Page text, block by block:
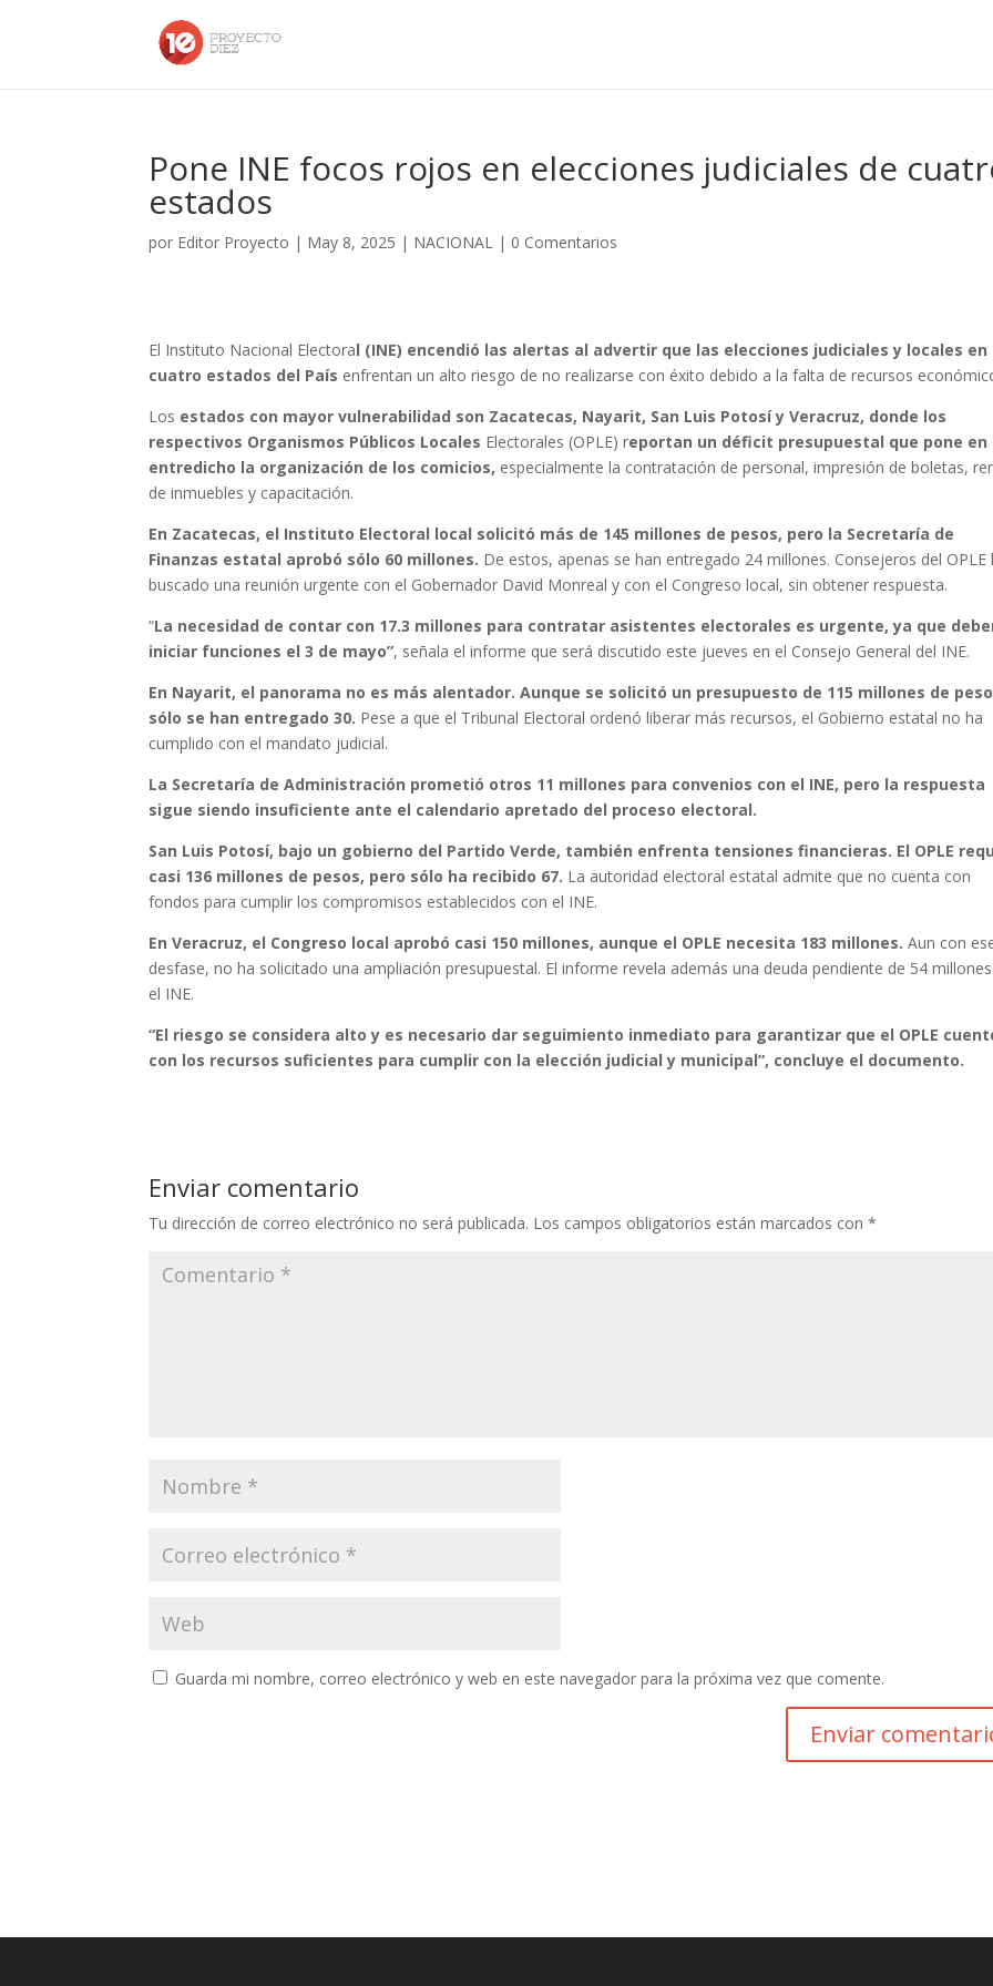
Pone INE focos rojos en elecciones judiciales de
estados
por Editor Proyecto | May 8, 2025 | NACIONAL | 0 Comentarios
El Instituto Nacional Electoral (INE) encendió las alertas al advertir que las elecciones judiciales y locales en
cuatro estados del País enfrentan un alto riesgo de no realizarse con éxito debido a la falta de recursos
Los estados con mayor vulnerabilidad son Zacatecas, Nayarit, San Luis Potosí y Veracruz, donde los
respectivos Organismos Públicos Locales Electorales (OPLE) reportan un déficit presupuestal que pone en
entredicho la organización de los comicios, especialmente la contratación de personal, impresión de boletas,
de inmuebles y capacitación.
En Zacatecas, el Instituto Electoral local solicitó más de 145 millones de pesos, pero la Secretaría de
Finanzas estatal aprobó sólo 60 millones. De estos, apenas se han entregado 24 millones. Consejeros del OPLE
buscado una reunión urgente con el Gobernador David Monreal y con el Congreso local, sin obtener respuesta.
“La necesidad de contar con 17.3 millones para contratar asistentes electorales es urgente, ya que
iniciar funciones el 3 de mayo”, señala el informe que será discutido este jueves en el Consejo General del INE.
En Nayarit, el panorama no es más alentador. Aunque se solicitó un presupuesto de 115 millones de
sólo se han entregado 30. Pese a que el Tribunal Electoral ordenó liberar más recursos, el Gobierno estatal no ha
cumplido con el mandato judicial.
La Secretaría de Administración prometió otros 11 millones para convenios con el INE, pero la respuesta
sigue siendo insuficiente ante el calendario apretado del proceso electoral.
San Luis Potosí, bajo un gobierno del Partido Verde, también enfrenta tensiones financieras. El OPLE
casi 136 millones de pesos, pero sólo ha recibido 67. La autoridad electoral estatal admite que no cuenta con
fondos para cumplir los compromisos establecidos con el INE.
En Veracruz, el Congreso local aprobó casi 150 millones, aunque el OPLE necesita 183 millones.Aun con
desfase, no ha solicitado una ampliación presupuestal. El informe revela además una deuda pendiente de 54
el INE.
“El riesgo se considera alto y es necesario dar seguimiento inmediato para garantizar que el OPLE
con los recursos suficientes para cumplir con la elección judicial y municipal”, concluye el documento.
Enviar comentario
Tu dirección de correo electrónico no será publicada. Los campos obligatorios están marcados con*
Guarda mi nombre, correo electrónico y web en este navegador para la próxima vez que comente.